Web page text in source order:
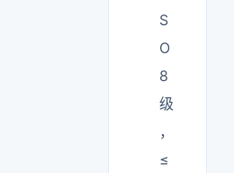
S
O
8
级
，
≤